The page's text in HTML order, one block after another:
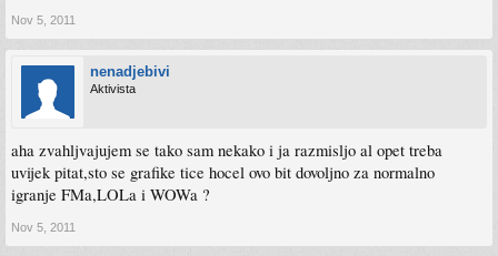
Nov 5, 2011
nenadjebivi
Aktivista
aha zvahljvajujem se tako sam nekako i ja razmisljo al opet treba
uvijek pitat,sto se grafike tice hocel ovo bit dovoljno za normalno
igranje FMa,LOLa i WOWa ?
Nov 5, 2011